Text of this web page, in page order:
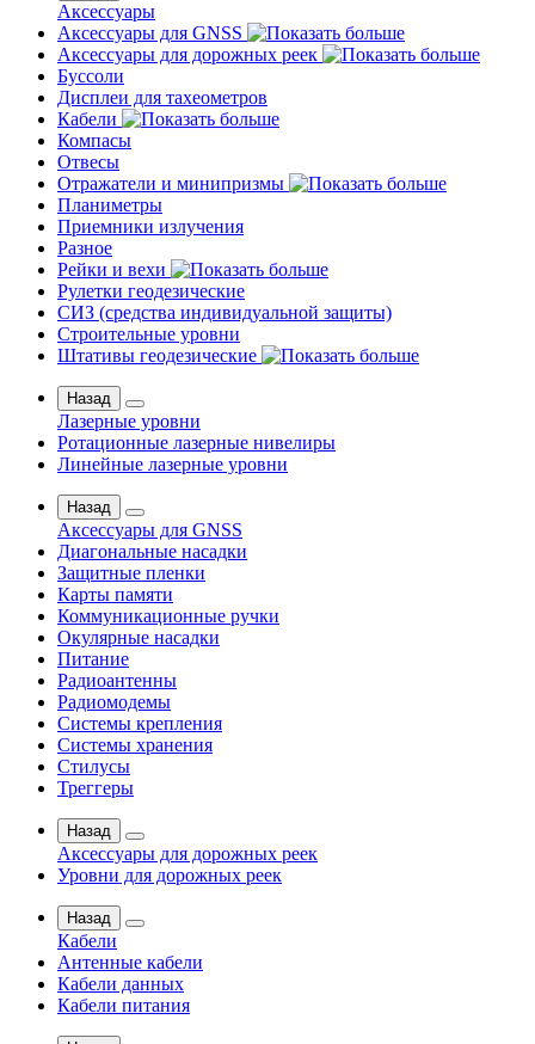
Аксессуары
Аксессуары для GNSS
Аксессуары для дорожных реек
Буссоли
Дисплеи для тахеометров
Кабели
Компасы
Отвесы
Отражатели и минипризмы
Планиметры
Приемники излучения
Разное
Рейки и вехи
Рулетки геодезические
СИЗ (средства индивидуальной защиты)
Строительные уровни
Штативы геодезические
Назад
Лазерные уровни
Ротационные лазерные нивелиры
Линейные лазерные уровни
Назад
Аксессуары для GNSS
Диагональные насадки
Защитные пленки
Карты памяти
Коммуникационные ручки
Окулярные насадки
Питание
Радиоантенны
Радиомодемы
Системы крепления
Системы хранения
Стилусы
Треггеры
Назад
Аксессуары для дорожных реек
Уровни для дорожных реек
Назад
Кабели
Антенные кабели
Кабели данных
Кабели питания